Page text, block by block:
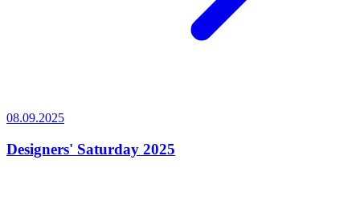
08.09.2025
Designers' Saturday 2025